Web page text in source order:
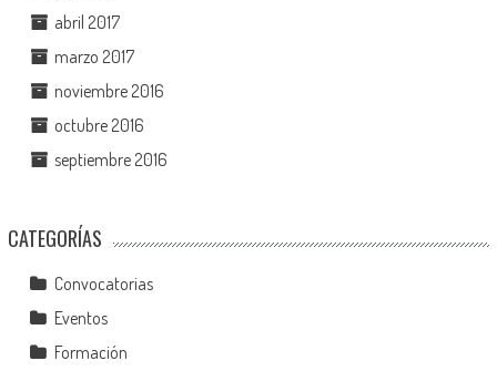
abril 2017
marzo 2017
noviembre 2016
octubre 2016
septiembre 2016
CATEGORÍAS
Convocatorias
Eventos
Formación